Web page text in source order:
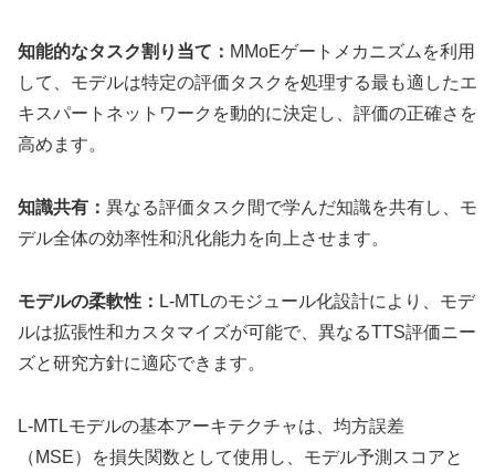
知能的なタスク割り当て： MMoEゲートメカニズムを利用
して、モデルは特定の評価タスクを処理する最も適したエ
キスパートネットワークを動的に決定し、評価の正確さを
高めます。
知識共有： 異なる評価タスク間で学んだ知識を共有し、モ
デル全体の効率性和汎化能力を向上させます。
モデルの柔軟性： L-MTLのモジュール化設計により、モデ
ルは拡張性和カスタマイズが可能で、異なるTTS評価ニー
ズと研究方針に適応できます。
L-MTLモデルの基本アーキテクチャは、均方誤差
（MSE）を損失関数として使用し、モデル予測スコアと